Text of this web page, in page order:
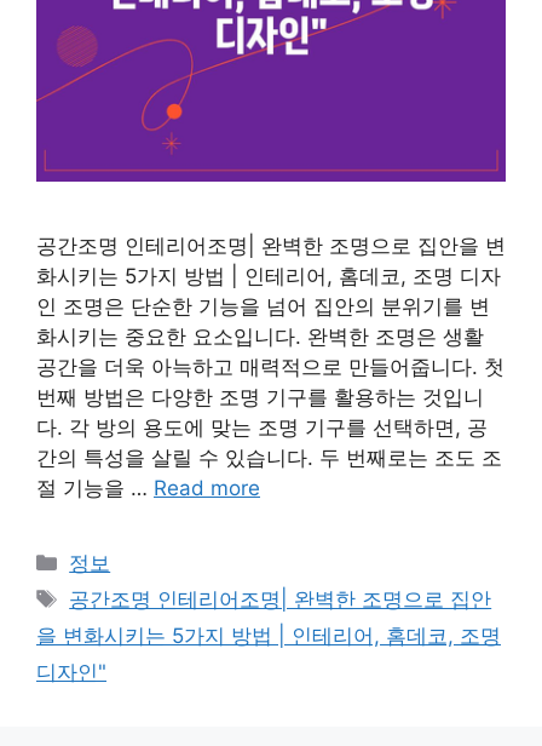
공간조명 인테리어조명| 완벽한 조명으로 집안을 변
화시키는 5가지 방법 | 인테리어, 홈데코, 조명 디자
인 조명은 단순한 기능을 넘어 집안의 분위기를 변
화시키는 중요한 요소입니다. 완벽한 조명은 생활
공간을 더욱 아늑하고 매력적으로 만들어줍니다. 첫
번째 방법은 다양한 조명 기구를 활용하는 것입니
다. 각 방의 용도에 맞는 조명 기구를 선택하면, 공
간의 특성을 살릴 수 있습니다. 두 번째로는 조도 조
절 기능을 … Read more
Categories
정보
Tags
공간조명 인테리어조명| 완벽한 조명으로 집안
을 변화시키는 5가지 방법 | 인테리어, 홈데코, 조명
디자인"